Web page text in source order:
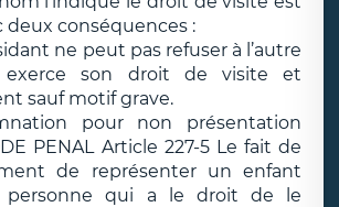
deux conséquences :
ne peut pas refuser à l’autre
exerce son droit de visite et
sauf motif grave.
pour non présentation
PENAL Article 227-5 Le fait de
de représenter un enfant
personne qui a le droit de le